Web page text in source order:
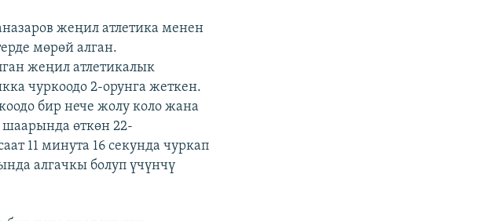
жеңил атлетика менен
мөрөй алган.
жеңил атлетикалык
чуркоодо 2-орунга жеткен.
бир нече жолу коло жана
өткөн 22-
11 минута 16 секунда чуркап
алгачкы болуп үчүнчү